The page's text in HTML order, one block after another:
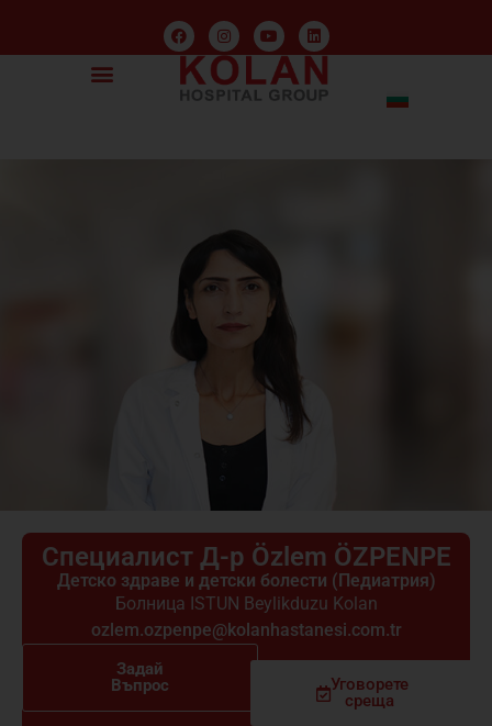
Специалист Д-р Özlem ÖZPENPE
Детско здраве и детски болести (Педиатрия)
Болница ISTUN Beylikduzu Kolan
ozlem.ozpenpe@kolanhastanesi.com.tr
Задай
Въпрос
Уговорете
среща